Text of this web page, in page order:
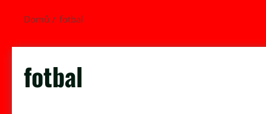
Domů fotbal
fotbal